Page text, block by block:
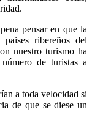
pensar en que la
ribereños del
nuestro turismo ha
de turistas a
a toda velocidad si
de que se diese un